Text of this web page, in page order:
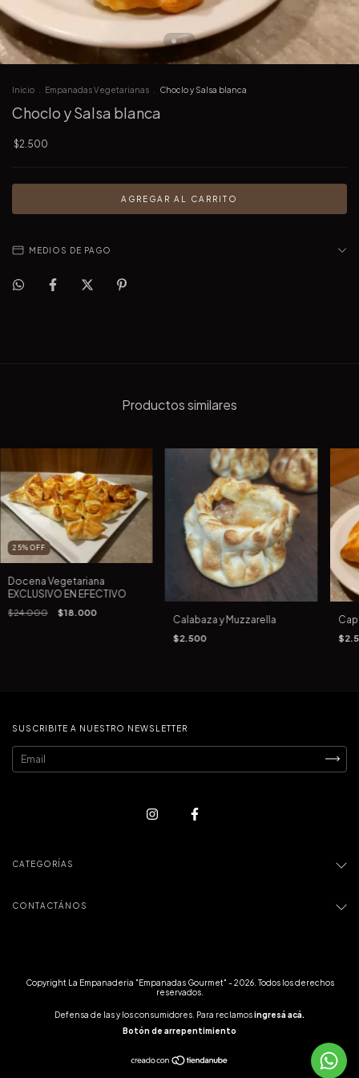
Inicio Empanadas Vegetarianas Choclo y Salsa blanca
Choclo y Salsa blanca
$2.500
MEDIOS DE PAGO
Productos similares
25%OFF
Docena Vegetariana
EXCLUSIVO EN EFECTIVO
$24.000 $18.000
Calabaza y Muzzarella
$2.500
SUSCRIBITE A NUESTRO NEWSLETTER
CATEGORÍAS
CONTACTÁNOS
Copyright La Empanaderia "Empanadas Gourmet" - 2026. Todos los derechos
reservados.
Defensa de las y los consumidores. Para reclamosingresá acá.
Botón de arrepentimiento